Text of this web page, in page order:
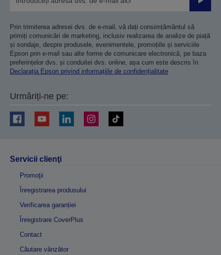
Prin trimiterea adresei dvs. de e-mail, vă dați consimțământul să
primiți comunicări de marketing, inclusiv realizarea de analize de piață
și sondaje, despre produsele, evenimentele, promoțiile și serviciile
Epson prin e-mail sau alte forme de comunicare electronică, pe baza
preferințelor dvs. și conduitei dvs. online, așa cum este descris în
Declarația Epson privind informațiile de confidențialitate
Urmăriți-ne pe:
Servicii clienţi
Promoţii
Înregistrarea produsului
Verificarea garanției
Înregistrare CoverPlus
Contact
Căutare vânzător